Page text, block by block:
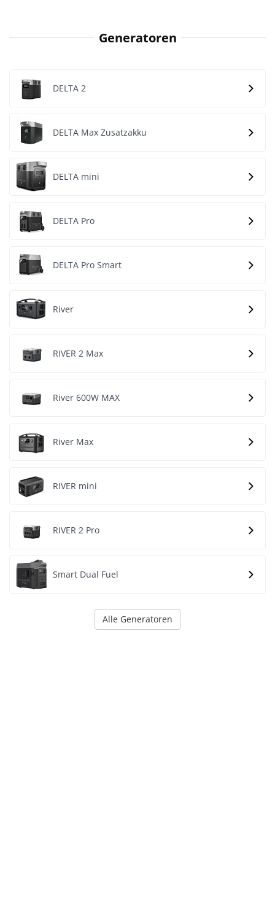
Generatoren
DELTA 2
DELTA Max Zusatzakku
DELTA mini
DELTA Pro
DELTA Pro Smart
River
RIVER 2 Max
River 600W MAX
River Max
RIVER mini
RIVER 2 Pro
Smart Dual Fuel
Alle Generatoren